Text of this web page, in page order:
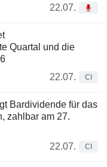
22.07.
Quartal und die
22.07.
CI
Bardividende für das
zahlbar am 27.
22.07.
CI